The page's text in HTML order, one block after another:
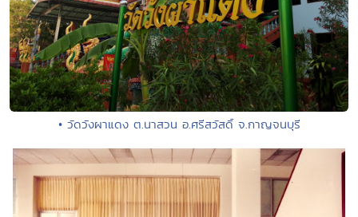
• วัดวังผาแดง ต.นาสวน อ.ศรีสวัสดิ์ จ.กาญจนบุรี